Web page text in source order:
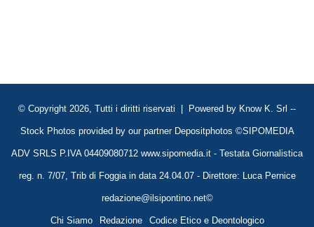
© Copyright 2026, Tutti i diritti riservati | Powered by Know K. Srl --
Stock Photos provided by our partner Depositphotos ©SIPOMEDIA
ADV SRLS P.IVA 04409080712 www.sipomedia.it - Testata Giornalistica
reg. n. 7/07, Trib di Foggia in data 24.04.07 - Direttore: Luca Pernice
redazione@ilsipontino.net©
Chi Siamo Redazione Codice Etico e Deontologico